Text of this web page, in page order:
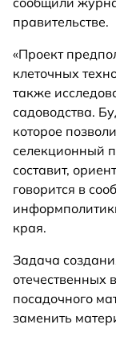
правительстве.
«Проект
клеточных
также
садоводства.
которое
селекционный
составит,
говорится в
края.
Задача
отечественных
посадочного
заменить